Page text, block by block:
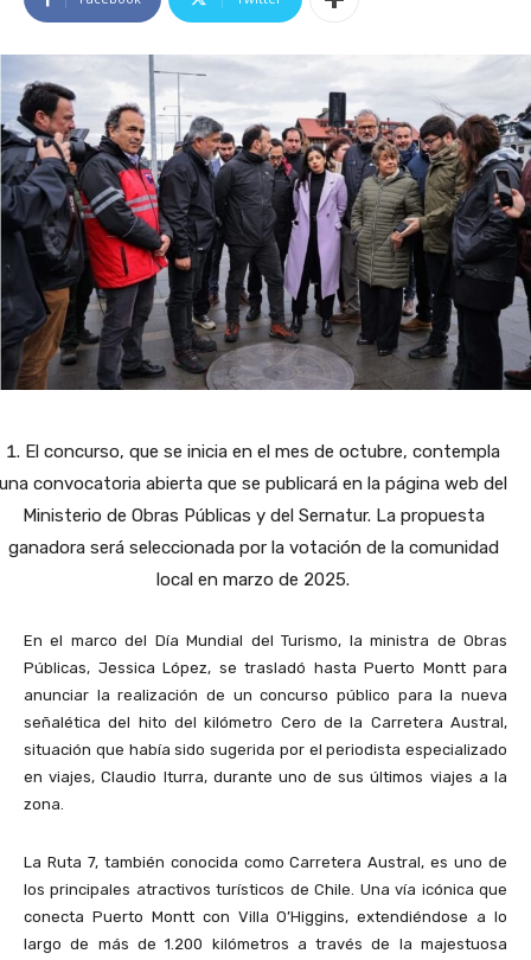
El concurso, que se inicia en el mes de octubre, contempla
una convocatoria abierta que se publicará en la página web del
Ministerio de Obras Públicas y del Sernatur. La propuesta
ganadora será seleccionada por la votación de la comunidad
local en marzo de 2025.
En el marco del Día Mundial del Turismo, la ministra de Obras
Públicas, Jessica López, se trasladó hasta Puerto Montt para
anunciar la realización de un concurso público para la nueva
señalética del hito del kilómetro Cero de la Carretera Austral,
situación que había sido sugerida por el periodista especializado
en viajes, Claudio Iturra, durante uno de sus últimos viajes a la
zona.
La Ruta 7, también conocida como Carretera Austral, es uno de
los principales atractivos turísticos de Chile. Una vía icónica que
conecta Puerto Montt con Villa O’Higgins, extendiéndose a lo
largo de más de 1.200 kilómetros a través de la majestuosa